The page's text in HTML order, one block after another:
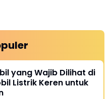
yang Wajib Dilihat di
Listrik Keren untuk